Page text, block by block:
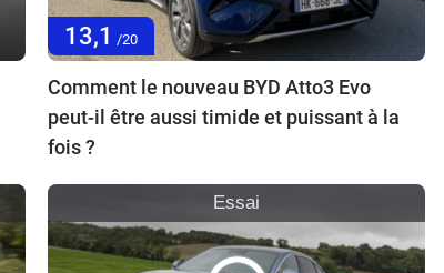
13,1 /20
Comment le nouveau BYD Atto3 Evo
peut-il être aussi timide et puissant à la
fois ?
Essai